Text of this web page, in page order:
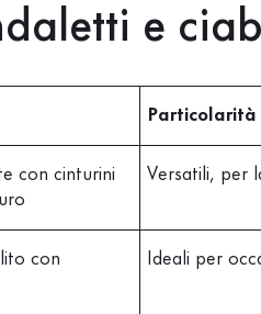
e
con cinturini
Versatili, per
con
Ideali per